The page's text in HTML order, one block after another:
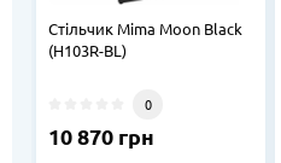
Стільчик Mima Moon Black
(H103R-BL)
0
10 870 грн